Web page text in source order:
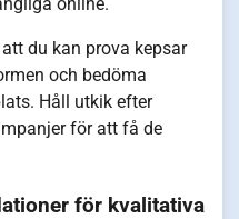
du kan prova kepsar
och bedöma
Håll utkik efter
för att få de
för kvalitativa